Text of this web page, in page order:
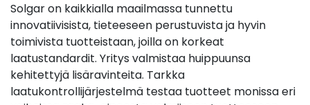
Solgar on kaikkialla maailmassa tunnettu
innovatiivisista, tieteeseen perustuvista ja hyvin
toimivista tuotteistaan, joilla on korkeat
laatustandardit. Yritys valmistaa huippuunsa
kehitettyjä lisäravinteita. Tarkka
laatukontrollijärjestelmä testaa tuotteet monissa eri